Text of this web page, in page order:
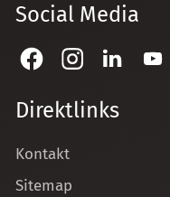
Social Media
Direktlinks
Kontakt
Sitemap